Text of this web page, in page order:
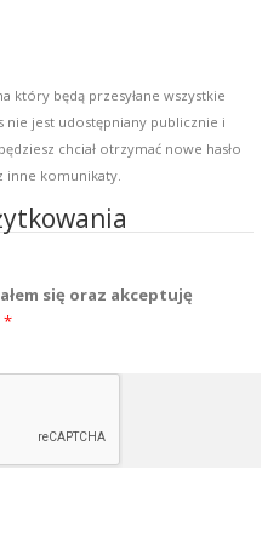
który będą przesyłane wszystkie
jest udostępniany publicznie i
chciał otrzymać nowe hasło
inne komunikaty.
się oraz akceptuję
*